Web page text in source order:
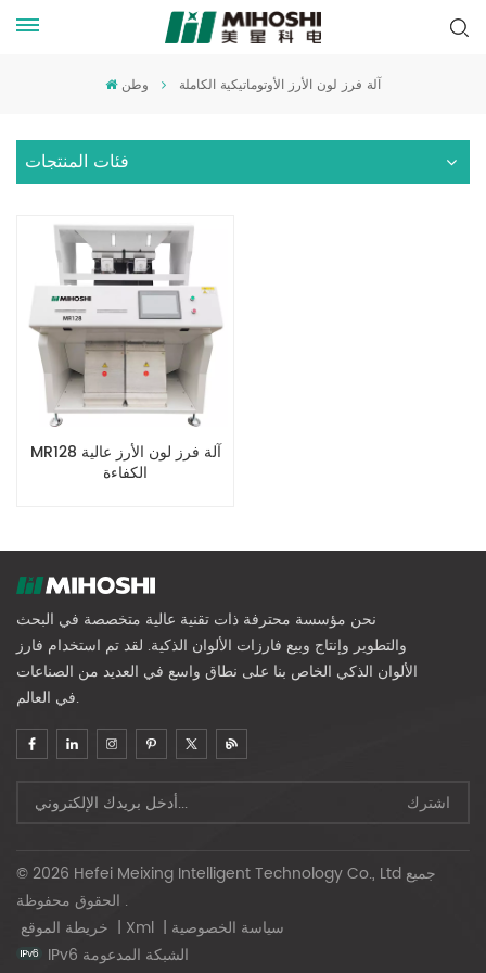
وطن آلة فرز لون الأرز الأوتوماتيكية الكاملة
فئات المنتجات
MR128 آلة فرز لون الأرز عالية
الكفاءة
نحن مؤسسة محترفة ذات تقنية عالية متخصصة في البحث
والتطوير وإنتاج وبيع فارزات الألوان الذكية. لقد تم استخدام فارز
الألوان الذكي الخاص بنا على نطاق واسع في العديد من الصناعات
في العالم.
© 2026 Hefei Meixing Intelligent Technology Co., Ltd جميع
الحقوق محفوظة .
| Xml | سياسة الخصوصية
IPv6 الشبكة المدعومة